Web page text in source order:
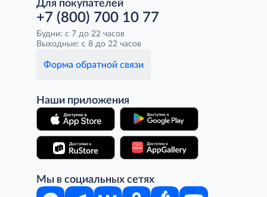
Для покупателей
+7 (800) 700 10 77
Будни: с 7 до 22 часов
Выходные: с 8 до 22 часов
Форма обратной связи
Наши приложения
Мы в социальных сетях